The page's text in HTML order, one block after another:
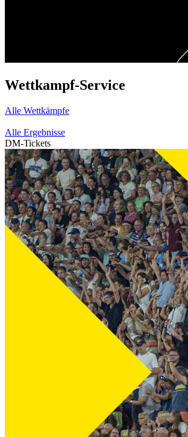
Wettkampf-Service
Alle Wettkämpfe
Alle Ergebnisse
DM-Tickets